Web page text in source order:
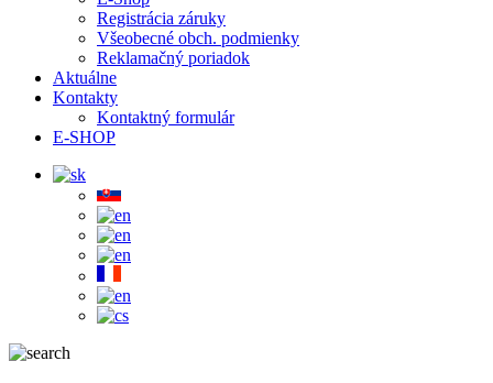
Registrácia záruky
Všeobecné obch. podmienky
Reklamačný poriadok
Aktuálne
Kontakty
Kontaktný formulár
E-SHOP